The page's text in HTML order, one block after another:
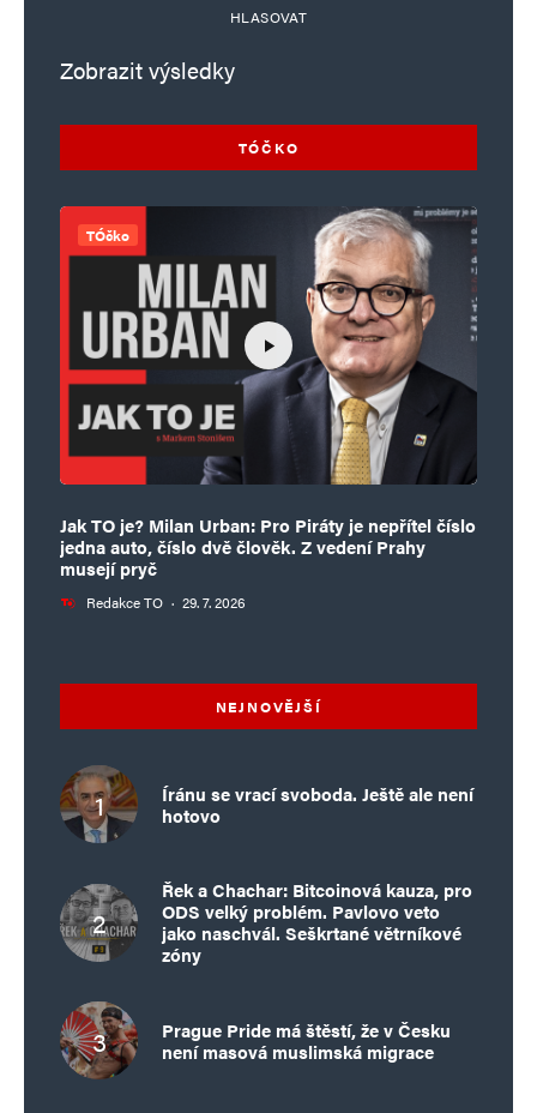
HLASOVAT
Zobrazit výsledky
TÓČKO
TÓčko
Jak TO je? Milan Urban: Pro Piráty je nepřítel číslo
jedna auto, číslo dvě člověk. Z vedení Prahy
musejí pryč
Redakce TO · 29. 7. 2026
NEJNOVĚJŠÍ
Íránu se vrací svoboda. Ještě ale není
hotovo
Řek a Chachar: Bitcoinová kauza, pro
ODS velký problém. Pavlovo veto
jako naschvál. Seškrtané větrníkové
zóny
Prague Pride má štěstí, že v Česku
není masová muslimská migrace